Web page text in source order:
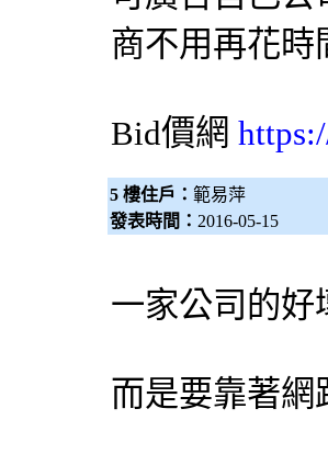
商不用再花時
Bid價網
5 樓住戶： 範易萍
發表時間： 2016-05-15
一家公司的好
而是要靠著